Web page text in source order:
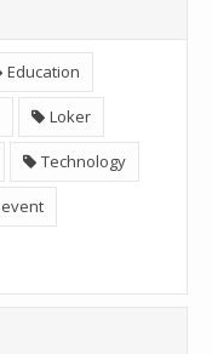
Education
Loker
Technology
event